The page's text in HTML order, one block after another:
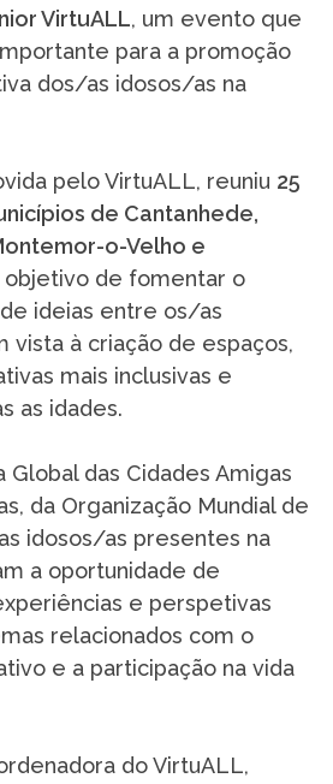
VirtuALL, um evento que
para a promoção
dos/as idosos/as na
pelo VirtuALL, reuniu 25
de Cantanhede,
o-Velho e
objetivo de fomentar o
ideias entre os/as
vista à criação de espaços,
mais inclusivas e
as idades.
Global das Cidades Amigas
da Organização Mundial de
idosos/as presentes na
a oportunidade de
e perspetivas
relacionados com o
e a participação na vida
do VirtuALL,